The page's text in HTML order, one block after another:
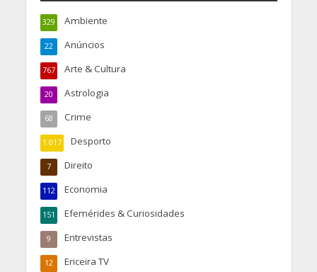
Ambiente
329
Anúncios
22
Arte & Cultura
767
Astrologia
20
Crime
68
Desporto
1.017
Direito
7
Economia
112
Efemérides & Curiosidades
151
Entrevistas
9
Ericeira TV
12